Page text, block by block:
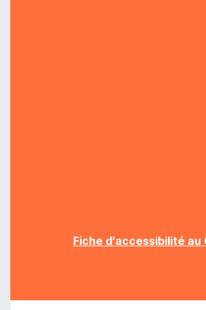
Fiche d'accessibilité au